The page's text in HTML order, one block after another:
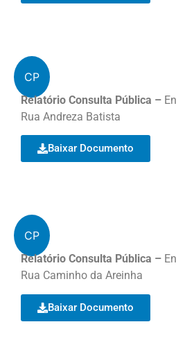
CP
Relatório Consulta Pública –
Rua Andreza Batista
Baixar Documento
CP
Relatório Consulta Pública –
Rua Caminho da Areinha
Baixar Documento